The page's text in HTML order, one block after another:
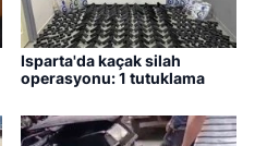
Isparta'da kaçak silah
operasyonu: 1 tutuklama